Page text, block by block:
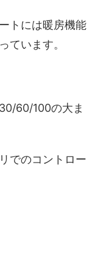
トには暖房機能
ています。
60/100の大ま
でのコントロー